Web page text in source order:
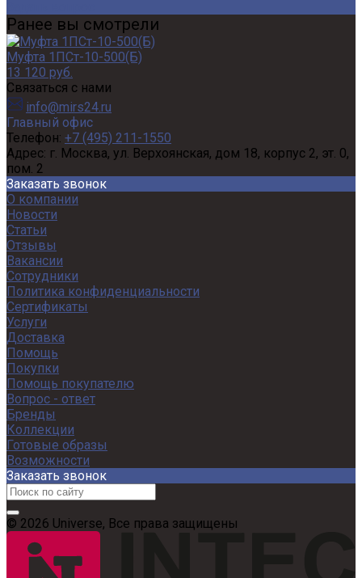
Ранее вы смотрели
Муфта 1ПСт-10-500(Б)
13 120 руб.
Связаться с нами
info@mirs24.ru
Главный офис
Телефон: +7 (495) 211-1550
Адрес: г. Москва, ул. Верхоянская, дом 18, корпус 2, эт. 0,
пом. 2
Заказать звонок
О компании
Новости
Статьи
Отзывы
Вакансии
Сотрудники
Политика конфиденциальности
Сертификаты
Услуги
Доставка
Помощь
Покупки
Помощь покупателю
Вопрос - ответ
Бренды
Коллекции
Готовые образы
Возможности
Заказать звонок
© 2026 Universe, Все права защищены